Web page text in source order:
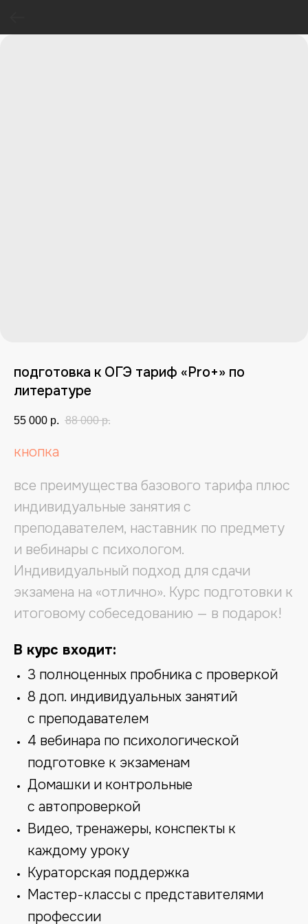
подготовка к ОГЭ тариф «Pro+» по
литературе
55 000 р. 88 000 р.
кнопка
все преимущества базового тарифа плюс
индивидуальные занятия с
преподавателем, наставник по предмету
и вебинары с психологом.
Индивидуальный подход для сдачи
экзамена на «отлично». Курс подготовки к
итоговому собеседованию — в подарок!
В курс входит:
3 полноценных пробника с проверкой
8 доп. индивидуальных занятий
с преподавателем
4 вебинара по психологической
подготовке к экзаменам
Домашки и контрольные
с автопроверкой
Видео, тренажеры, конспекты к
каждому уроку
Кураторская поддержка
Мастер-классы с представителями
профессии